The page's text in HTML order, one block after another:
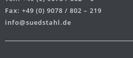
Fax: +49 (0) 9078 / 802 – 219
info@suedstahl.de